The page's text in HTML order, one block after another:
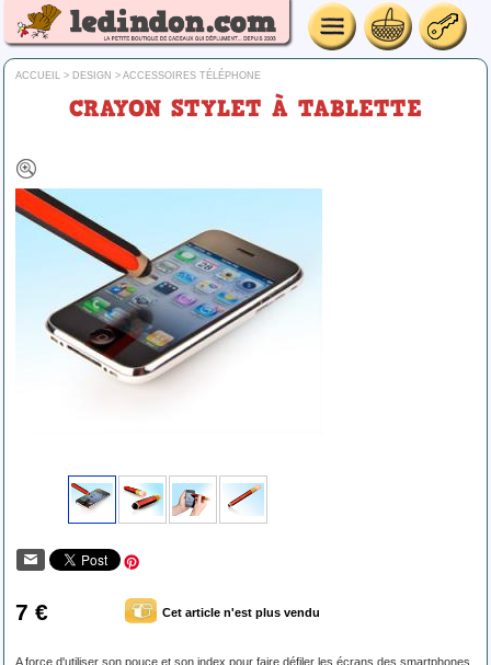
ACCUEIL > DESIGN > ACCESSOIRES TÉLÉPHONE
CRAYON STYLET À TABLETTE
7 € Cet article n'est plus vendu
A force d'utiliser son pouce et son index pour faire défiler les écrans des smartphones